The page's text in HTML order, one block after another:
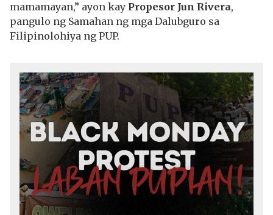
mamamayan,” ayon kay Propesor Jun Rivera,
pangulo ng Samahan ng mga Dalubguro sa
Filipinolohiya ng PUP.